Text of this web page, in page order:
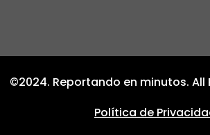
©2024. Reportando en minutos. All
Política de